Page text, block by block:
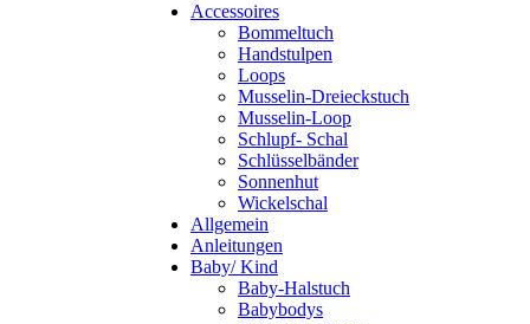
Accessoires
Bommeltuch
Handstulpen
Loops
Musselin-Dreieckstuch
Musselin-Loop
Schlupf- Schal
Schlüsselbänder
Sonnenhut
Wickelschal
Allgemein
Anleitungen
Baby/ Kind
Baby-Halstuch
Babybodys